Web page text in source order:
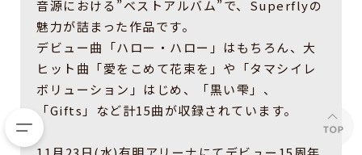
音源における”ベストアルバム”で、Superflyの
魅力が詰まった作品です。
デビュー曲「ハロー・ハロー」はもちろん、大
ヒット曲「愛をこめて花束を」や「タマシイレ
ボリューション」はじめ、「黒い雫」、
「Gifts」など計15曲が収録されています。